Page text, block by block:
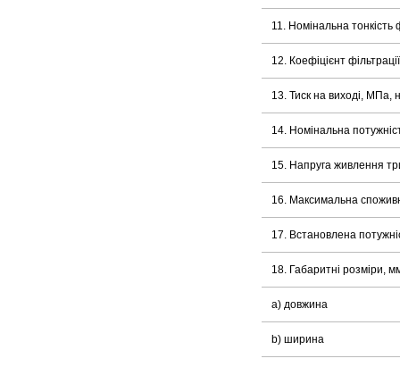
11. Номінальна тонкість
12. Коефіцієнт
13. Тиск на виході, МПа,
14. Номінальна
15. Напруга живлення
16. Максимальна
17. Встановлена
18. Габаритні розміри,
a) довжина
b) ширина